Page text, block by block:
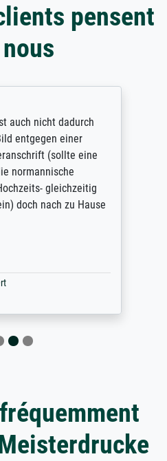
pensent
auch nicht dadurch
entgegen einer
(sollte eine
normannische
gleichzeitig
doch nach zu Hause